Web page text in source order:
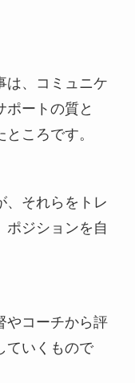
は、コミュニケ
ポートの質と
ころです。
、それらをトレ
ポジションを自
やコーチから評
ていくもので